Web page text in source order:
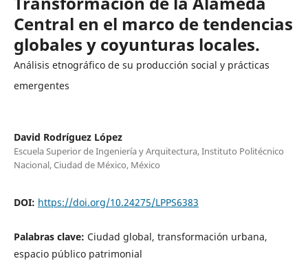
Central en el marco de tendencias
globales y coyunturas locales.
Análisis etnográfico de su producción social y prácticas
emergentes
David Rodríguez López
Escuela Superior de Ingeniería y Arquitectura, Instituto Politécnico
Nacional, Ciudad de México, México
DOI: https://doi.org/10.24275/LPPS6383
Palabras clave: Ciudad global, transformación urbana,
espacio público patrimonial